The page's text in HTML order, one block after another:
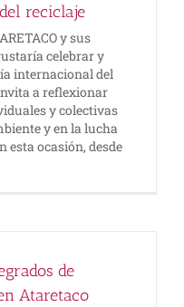
reciclaje
y sus
celebrar y
internacional del
a reflexionar
y colectivas
y en la lucha
esta ocasión, desde
de
Ataretaco